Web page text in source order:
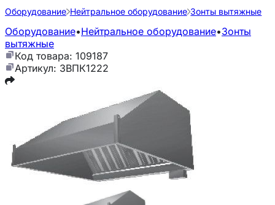
Оборудование Нейтральное оборудование Зонты вытяжные
Оборудование•Нейтральное оборудование•Зонты
вытяжные
Код товара: 109187
Артикул: ЗВПК1222